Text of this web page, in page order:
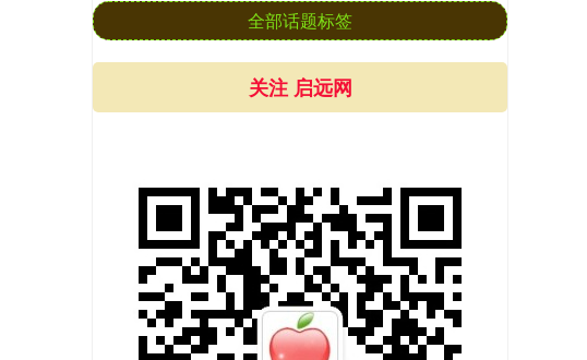
全部话题标签
关注 启远网